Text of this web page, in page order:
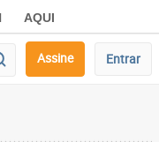
AQUI
Assine Entrar